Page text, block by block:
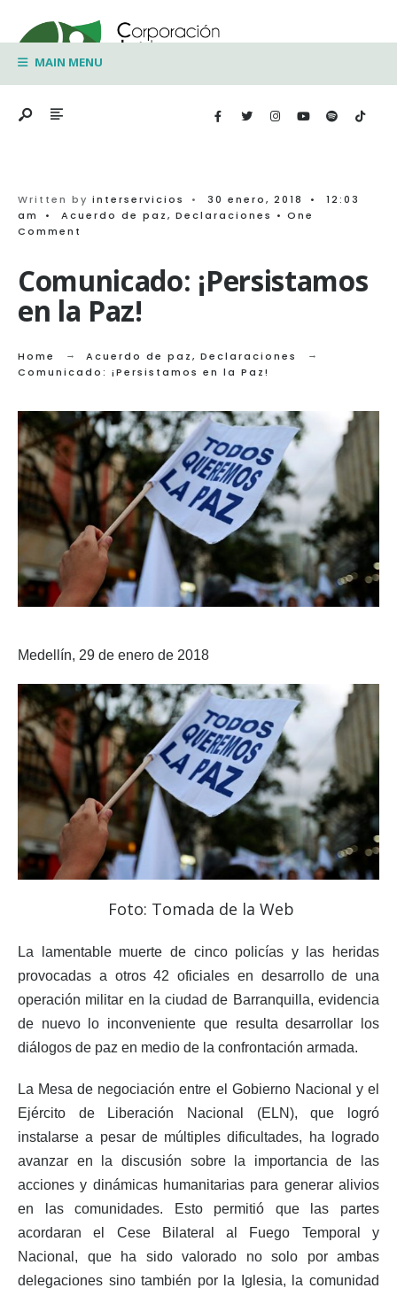
to
contentMAIN MENU
Written by interservicios • 30 enero, 2018 •
12:03
am
• Acuerdo de paz, Declaraciones • One
Comment
Comunicado: ¡Persistamos
en la Paz!
Home Acuerdo de paz, Declaraciones
Comunicado: ¡Persistamos en la Paz!
Medellín, 29 de enero de 2018
Foto: Tomada de la Web
La lamentable muerte de cinco policías y las heridas
provocadas a otros 42 oficiales en desarrollo de una
operación militar en la ciudad de Barranquilla, evidencia
de nuevo lo inconveniente que resulta desarrollar los
diálogos de paz en medio de la confrontación armada.
La Mesa de negociación entre el Gobierno Nacional y el
Ejército de Liberación Nacional (ELN), que logró
instalarse a pesar de múltiples dificultades, ha logrado
avanzar en la discusión sobre la importancia de las
acciones y dinámicas humanitarias para generar alivios
en las comunidades. Esto permitió que las partes
acordaran el Cese Bilateral al Fuego Temporal y
Nacional, que ha sido valorado no solo por ambas
delegaciones sino también por la Iglesia, la comunidad
for: